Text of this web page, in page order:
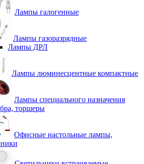
Лампы галогенные
Лампы газоразрядные
Лампы ДРЛ
Лампы люминесцентные компактные
Лампы специального назначения
торшеры
Офисные настольные лампы,